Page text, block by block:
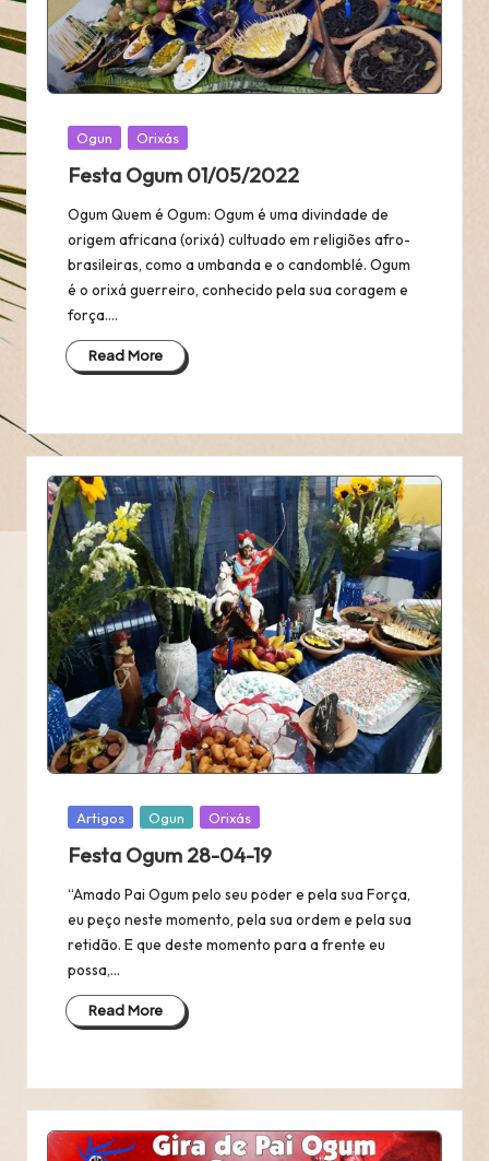
Posted
Ogun Orixás
Festa Ogum 01/05/2022
Ogum Quem é Ogum: Ogum é uma divindade de
origem africana (orixá) cultuado em religiões afro-
brasileiras, como a umbanda e o candomblé. Ogum
é o orixá guerreiro, conhecido pela sua coragem e
força.…
Read More
Posted
Artigos Ogun Orixás
Festa Ogum 28-04-19
“Amado Pai Ogum pelo seu poder e pela sua Força,
eu peço neste momento, pela sua ordem e pela sua
retidão. E que deste momento para a frente eu
possa,…
Read More